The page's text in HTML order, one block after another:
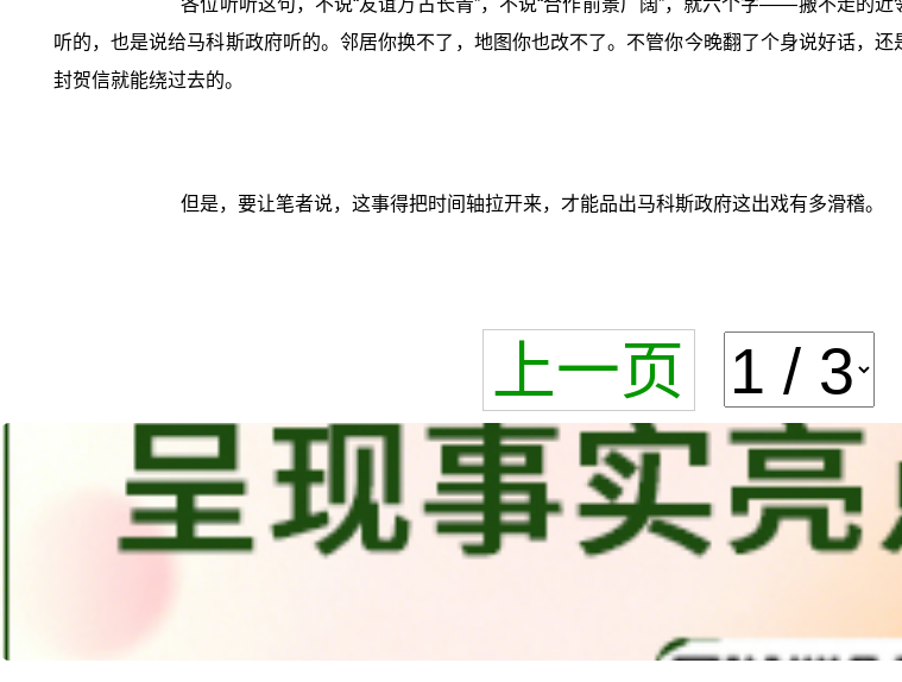
各位听听这句，不说“友谊万古长青”，不说“合作前景广阔”，就六个字——搬不走的
听的，也是说给马科斯政府听的。邻居你换不了，地图你也改不了。不管你今晚翻了个身说好话，
封贺信就能绕过去的。
但是，要让笔者说，这事得把时间轴拉开来，才能品出马科斯政府这出戏有多滑稽。
上一页